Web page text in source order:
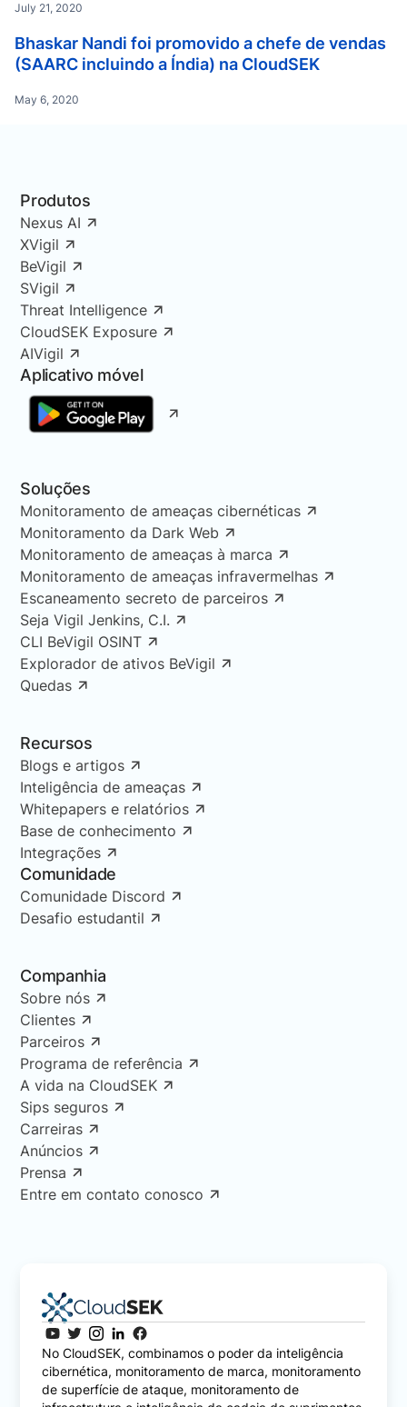
July 21, 2020
Bhaskar Nandi foi promovido a chefe de vendas
(SAARC incluindo a Índia) na CloudSEK
May 6, 2020
Produtos
Nexus AI
XVigil
BeVigil
SVigil
Threat Intelligence
CloudSEK Exposure
AIVigil
Aplicativo móvel
Soluções
Monitoramento de ameaças cibernéticas
Monitoramento da Dark Web
Monitoramento de ameaças à marca
Monitoramento de ameaças infravermelhas
Escaneamento secreto de parceiros
Seja Vigil Jenkins, C.I.
CLI BeVigil OSINT
Explorador de ativos BeVigil
Quedas
Recursos
Blogs e artigos
Inteligência de ameaças
Whitepapers e relatórios
Base de conhecimento
Integrações
Comunidade
Comunidade Discord
Desafio estudantil
Companhia
Sobre nós
Clientes
Parceiros
Programa de referência
A vida na CloudSEK
Sips seguros
Carreiras
Anúncios
Prensa
Entre em contato conosco
No CloudSEK, combinamos o poder da inteligência
cibernética, monitoramento de marca, monitoramento
de superfície de ataque, monitoramento de